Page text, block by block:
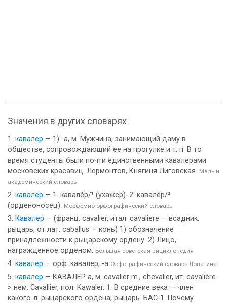
Значения в других словарях
кавалер — 1) -а, м. Мужчина, занимающий даму в
обществе, сопровождающий ее на прогулке и т. п. В то
время студенты были почти единственными кавалерами
московских красавиц. Лермонтов, Княгиня Лиговская. Малый
академический словарь
кавалер — 1. кавале́р/¹ (ухажёр). 2. кавале́р/²
(орденоносец). Морфемно-орфографический словарь
Кавалер — (франц. cavalier, итал. cavaliere — всадник,
рыцарь, от лат. caballus — конь) 1) обозначение
принадлежности к рыцарскому ордену. 2) Лицо,
награжденное орденом. Большая советская энциклопедия
кавалер — орф. кавалер, -а Орфографический словарь Лопатина
кавалер — КАВАЛЕР а, м. cavalier m., chevalier, ит. cavalière
> нем. Cavallier, пол. Kawaler. 1. В средние века — член
какого-л. рыцарского ордена; рыцарь. БАС-1. Почему